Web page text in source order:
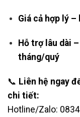
Giá cả hợp lý
Hỗ trợ lâu dài
tháng/quý
📞 Liên hệ ngay
chi tiết:
Hotline/Zalo: